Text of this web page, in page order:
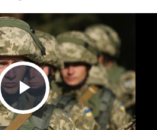
Play Video